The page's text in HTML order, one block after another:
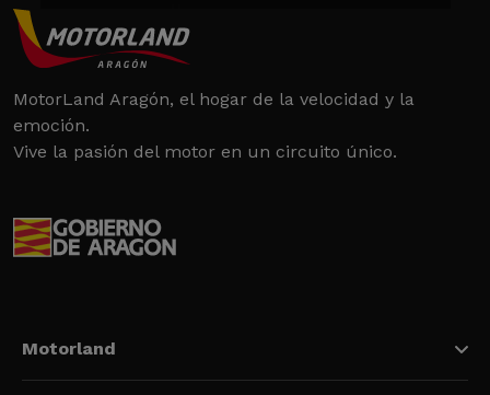
MotorLand Aragón, el hogar de la velocidad y la
emoción.
Vive la pasión del motor en un circuito único.
Motorland